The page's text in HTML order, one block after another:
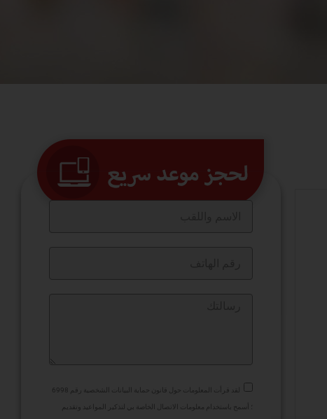
لقد قرأت المعلومات حول قانون حماية البيانات الشخصية رقم 6998
؛ أسمح باستخدام معلومات الاتصال الخاصة بي لتذكير المواعيد وتقديم